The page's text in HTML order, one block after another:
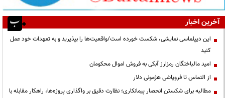
آخرین اخبار
این دیپلماسی نمایشی، شکست خورده است/واقعیت‌ها را بپذیرید و به تعهدات خود عمل
کنید
امید مالباختگان رمزارز آبکی به فروش اموال محکومان
از التماس تا فروپاشی هژمونی دلار
مطالبه برای شکستن انحصار پیمانکاری؛ نظارت دقیق بر واگذاری پروژه‌ها، راهکار مقابله با